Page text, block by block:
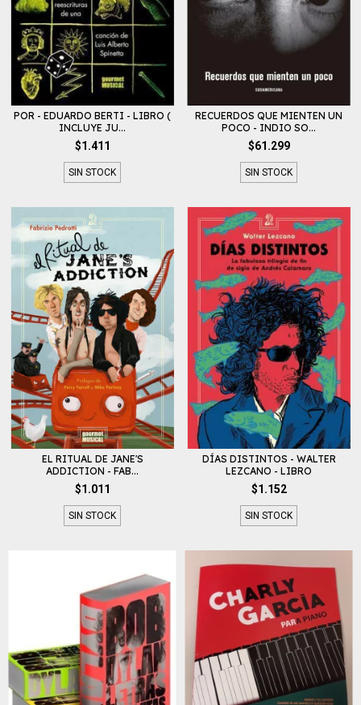
POR - EDUARDO BERTI - LIBRO (
INCLUYE JU...
$1.411
SIN STOCK
RECUERDOS QUE MIENTEN UN
POCO - INDIO SO...
$61.299
SIN STOCK
EL RITUAL DE JANE'S
ADDICTION - FAB...
$1.011
SIN STOCK
DÍAS DISTINTOS - WALTER
LEZCANO - LIBRO
$1.152
SIN STOCK